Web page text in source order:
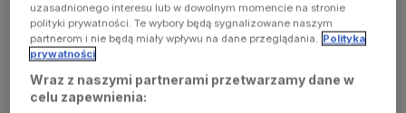
uzasadnionego interesu lub w dowolnym momencie na stronie
polityki prywatności. Te wybory będą sygnalizowane naszym
partnerom i nie będą miały wpływu na dane przeglądania. Polityka
prywatności
Wraz z naszymi partnerami przetwarzamy dane w
celu zapewnienia: